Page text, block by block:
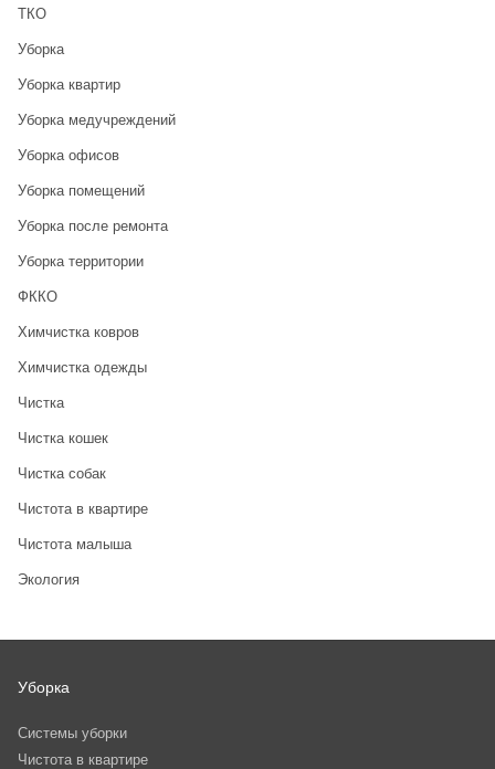
ТКО
Уборка
Уборка квартир
Уборка медучреждений
Уборка офисов
Уборка помещений
Уборка после ремонта
Уборка территории
ФККО
Химчистка ковров
Химчистка одежды
Чистка
Чистка кошек
Чистка собак
Чистота в квартире
Чистота малыша
Экология
Уборка
Системы уборки
Чистота в квартире